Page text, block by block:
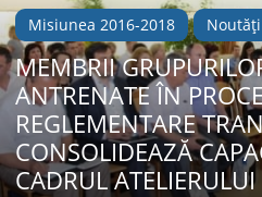
Misiunea 2016-2018 Noutăți
MEMBRII
ANTRENATE ÎN
REGLEMENTARE
CONSOLIDEAZĂ
CADRUL